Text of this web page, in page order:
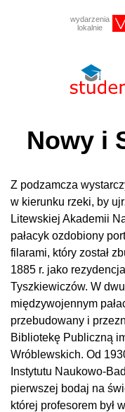
wydarzenia
lokalnie
Nowy i
Z podzamcza
w kierunku rzeki, by
Litewskiej Akademii
pałacyk ozdobiony
filarami, który został
1885 r. jako
Tyszkiewiczów. W
międzywojennym
przebudowany i
Bibliotekę Publiczną
Wróblewskich. Od
Instytutu Naukowo-
pierwszej bodaj na
której profesorem był